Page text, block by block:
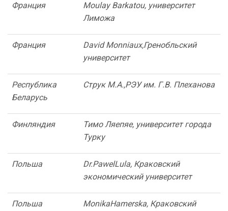
Франция
Moulay Barkatou, университет
Лиможа
Франция David Monniaux,Гренобльский
университет
Республика
Беларусь
Струк М.А.,РЭУ им. Г.В. Плеханова
Финляндия
Тимо Ляепяе, университет города
Турку
Польша Dr.PawelLula, Краковский
экономический университет
Польша MonikaHamerska, Краковский